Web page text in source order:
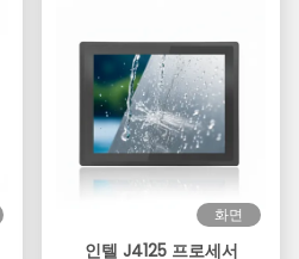
화면
인텔 J4125 프로세서